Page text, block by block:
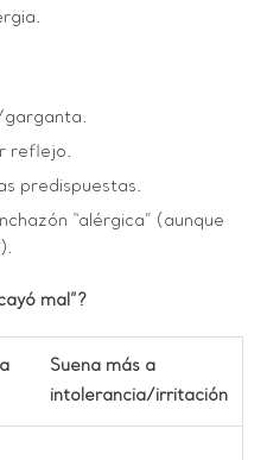
reflejo.
predispuestas.
“alérgica” (aunque
mal”?
Suena más a
intolerancia/irritación